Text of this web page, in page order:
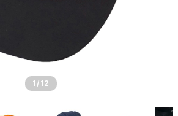
1 /12